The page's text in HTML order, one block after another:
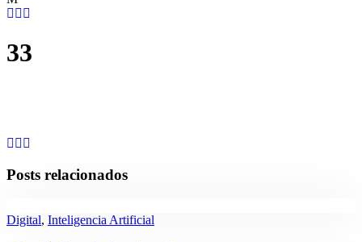
33
Posts relacionados
Digital, Inteligencia Artificial